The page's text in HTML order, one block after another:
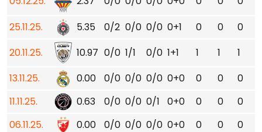
25.11.25.
5.35 0/2 0/0 0/0 0+1 0 0 0
20.11.25.
10.97 0/0 1/1 0/0 1+1 1 1 1
13.11.25.
0.00 0/0 0/0 0/0 0+0 0 0 0
11.11.25.
0.63 0/0 0/0 0/1 0+0 0 0 0
06.11.25.
0.00 0/0 0/0 0/0 0+0 0 0 0